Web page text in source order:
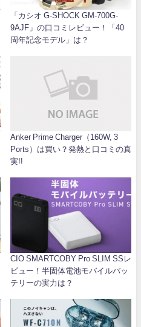
「カシオ G-SHOCK GM-700G-
9AJF」の口コミレビュー！「40
周年記念モデル」は？
Anker Prime Charger（160W, 3
Ports）は買い？発熱と口コミの真
実!!
CIO SMARTCOBY Pro SLIM SSレ
ビュー！半固体電池モバイルバッ
テリーの実力は？